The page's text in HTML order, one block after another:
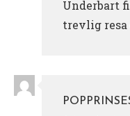
Underbart
trevlig resa